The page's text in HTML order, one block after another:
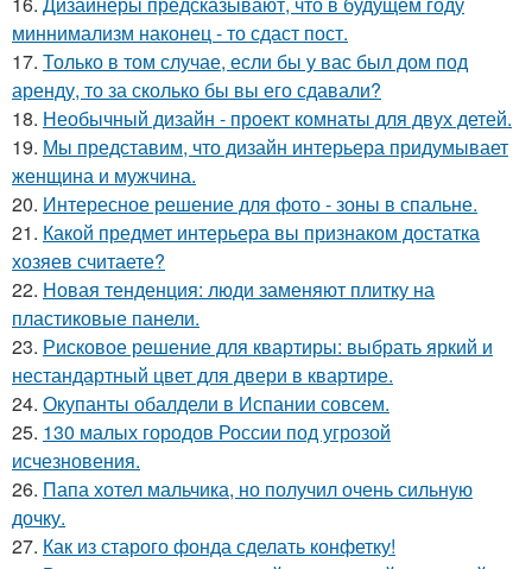
миннимализм наконец - то сдаст пост.
17. Только в том случае, если бы у вас был дом под
аренду, то за сколько бы вы его сдавали?
18. Необычный дизайн - проект комнаты для двух детей.
19. Мы представим, что дизайн интерьера придумывает
женщина и мужчина.
20. Интересное решение для фото - зоны в спальне.
21. Какой предмет интерьера вы признаком достатка
хозяев считаете?
22. Новая тенденция: люди заменяют плитку на
пластиковые панели.
23. Рисковое решение для квартиры: выбрать яркий и
нестандартный цвет для двери в квартире.
24. Окупанты обалдели в Испании совсем.
25. 130 малых городов России под угрозой
исчезновения.
26. Папа хотел мальчика, но получил очень сильную
дочку.
27. Как из старого фонда сделать конфетку!